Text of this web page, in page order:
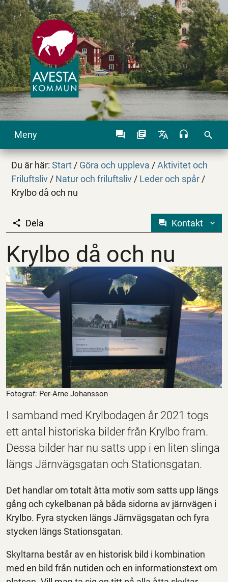
Meny search
Du är här:Start / Göra och uppleva / Aktivitet och
Friluftsliv / Natur och friluftsliv / Leder och spår /
Krylbo då och nu
Krylbo då och nu
Dela Kontakt
Krylbo då och nu
Fotograf: Per-Arne Johansson
I samband med Krylbodagen år 2021 togs
ett antal historiska bilder från Krylbo fram.
Dessa bilder har nu satts upp i en liten slinga
längs Järnvägsgatan och Stationsgatan.
Det handlar om totalt åtta motiv som satts upp längs
gång och cykelbanan på båda sidorna av järnvägen i
Krylbo. Fyra stycken längs Järnvägsgatan och fyra
stycken längs Stationsgatan.
Skyltarna består av en historisk bild i kombination
med en bild från nutiden och en informationstext om